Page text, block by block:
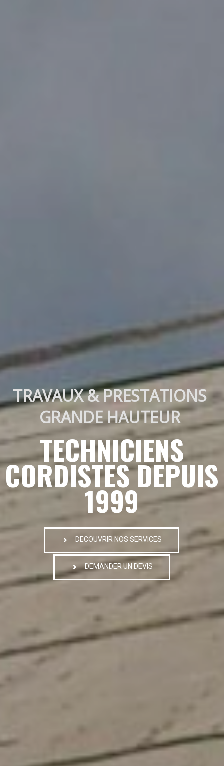
TRAVAUX & PRESTATIONS
GRANDE HAUTEUR
TECHNICIENS
CORDISTES DEPUIS
1999
DECOUVRIR NOS SERVICES
DEMANDER UN DEVIS